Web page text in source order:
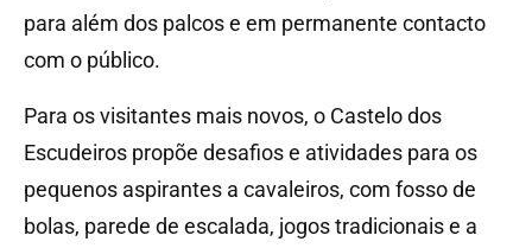
para além dos palcos e em permanente contacto
com o público.
Para os visitantes mais novos, o Castelo dos
Escudeiros propõe desafios e atividades para os
pequenos aspirantes a cavaleiros, com fosso de
bolas, parede de escalada, jogos tradicionais e a